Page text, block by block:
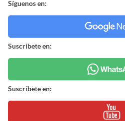
Síguenos en:
Suscríbete en:
Suscríbete en: